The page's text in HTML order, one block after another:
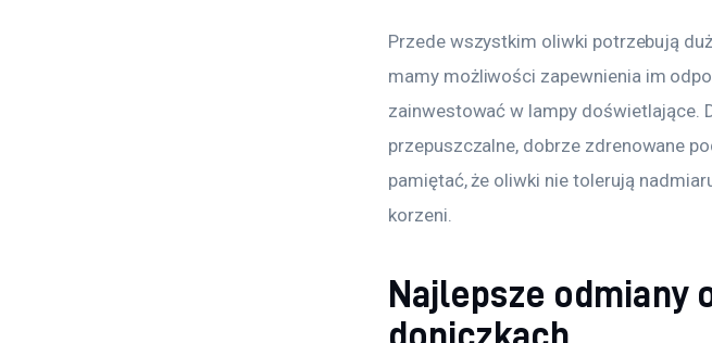
Przede wszystkim oliwki potrzebują
mamy możliwości zapewnienia im
zainwestować w lampy doświetlające.
przepuszczalne, dobrze zdrenowane
pamiętać, że oliwki nie tolerują
korzeni.
Najlepsze odmiany